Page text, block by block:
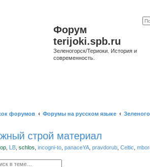
Форум
terijoki.spb.ru
Зеленогорск/Териоки. История и
современность.
форумов Форумы на русском языке
строй материал
LB schlos incogni-to panaceYA pravdorub Celtic